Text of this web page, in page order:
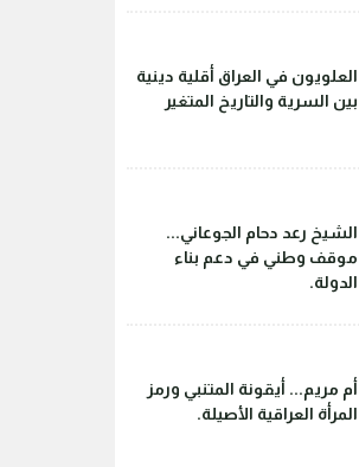
العلويون في العراق أقلية دينية
بين السرية والتاريخ المتغير
الشيخ رعد دحام الجوعاني...
موقف وطني في دعم بناء
الدولة.
أم مريم... أيقونة المتنبي ورمز
المرأة العراقية الأصيلة.